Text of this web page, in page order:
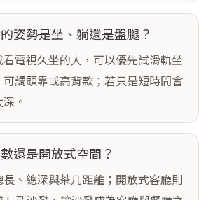
姿勢是坐、躺還是盤腿？
電視久坐的人，可以優先試滑軌坐
調頭靠或高背款；若只是短時間會
。
還是開放式空間？
、總深與茶几距離；開放式客廳則